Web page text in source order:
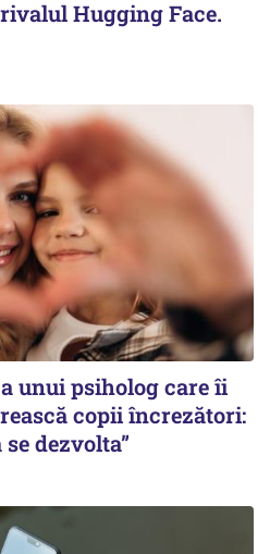
Hugging Face.
unui psiholog care îi
copii încrezători:
dezvolta”